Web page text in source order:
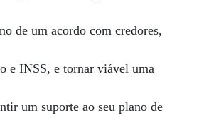
de um acordo com credores,
e INSS, e tornar viável uma
um suporte ao seu plano de